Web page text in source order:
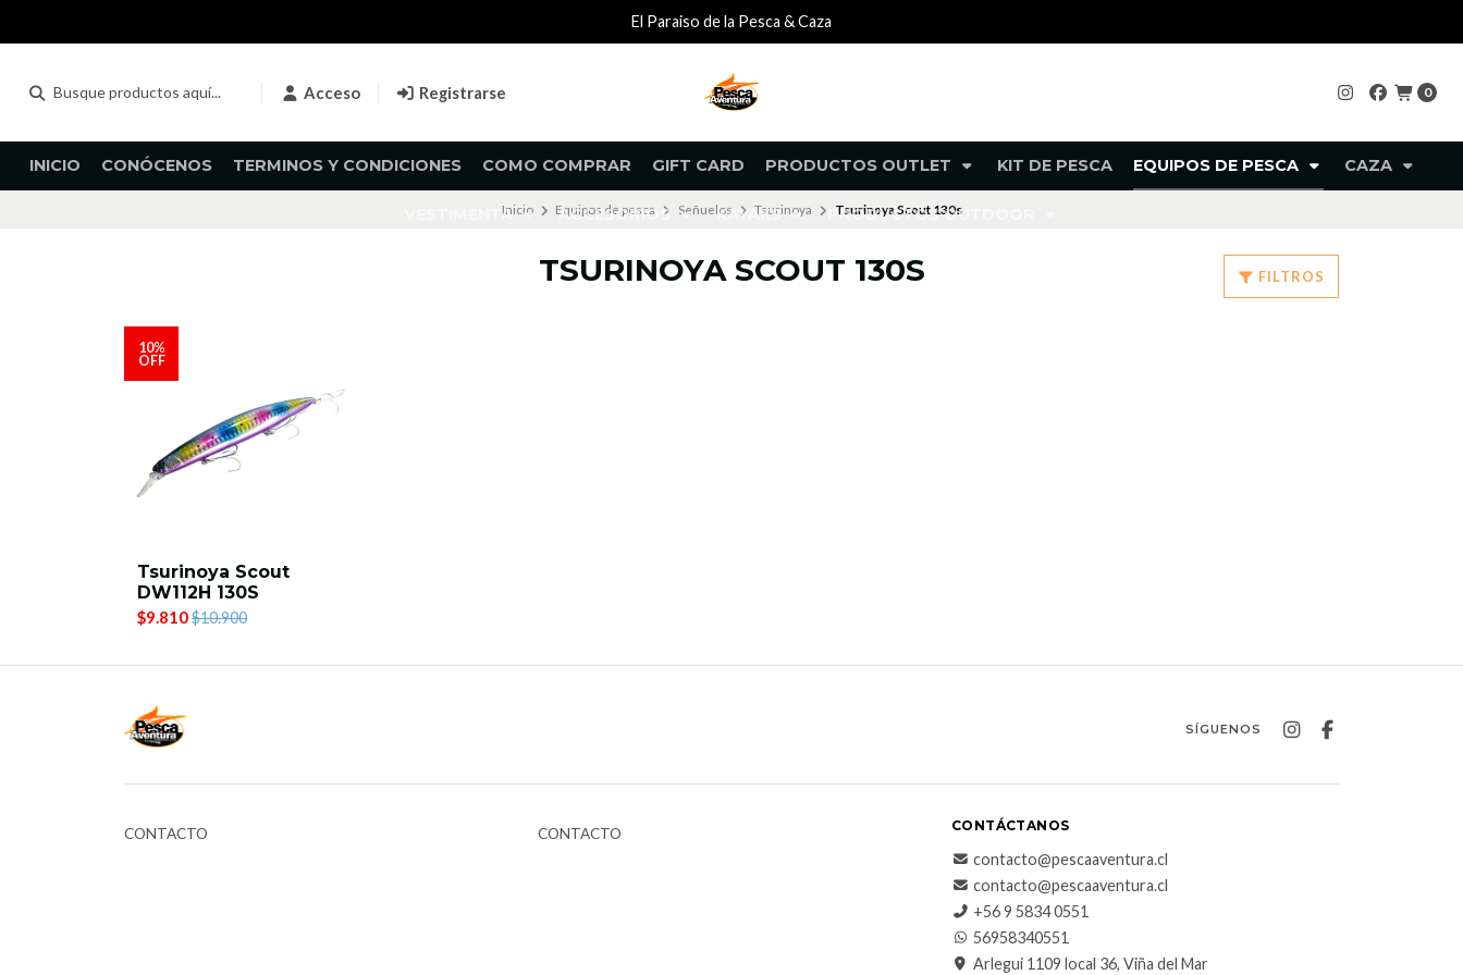
Acceso Registrarse 0
INICIO CONÓCENOS TERMINOS Y CONDICIONES COMO COMPRAR GIFT CARD PRODUCTOS OUTLET KIT DE PESCA EQUIPOS DE PESCA CAZA
VESTIMENTA ACCESORIOS KAYAKS PRODUCTOS OUTDOOR
El Paraiso de la Pesca & Caza
Inicio Equipos de pesca Señuelos Tsurinoya Tsurinoya Scout 130s
TSURINOYA SCOUT 130S FILTROS
10%
OFF
Tsurinoya Scout
DW112H 130S
$9.810$10.900
SÍGUENOS
CONTACTO CONTACTO CONTÁCTANOS
contacto@pescaaventura.cl
contacto@pescaaventura.cl
+56 9 5834 0551
56958340551
Arlegui 1109 local 36, Viña del Mar